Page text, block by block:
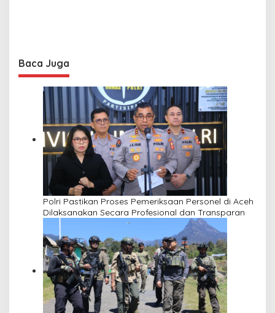
Baca Juga
Polri Pastikan Proses Pemeriksaan Personel di Aceh
Dilaksanakan Secara Profesional dan Transparan